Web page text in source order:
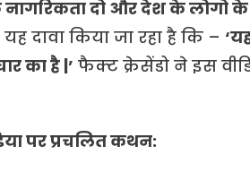
दो और देश के लोगो
दावा किया जा रहा है कि –
का है |’ फैक्ट क्रेसेंडो ने इस
पर प्रचलित कथन: